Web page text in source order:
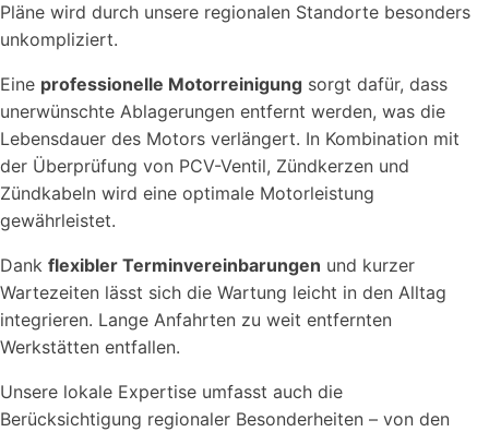
Pläne wird durch unsere regionalen Standorte besonders
unkompliziert.
Eine professionelle Motorreinigung sorgt dafür, dass
unerwünschte Ablagerungen entfernt werden, was die
Lebensdauer des Motors verlängert. In Kombination mit
der Überprüfung von PCV-Ventil, Zündkerzen und
Zündkabeln wird eine optimale Motorleistung
gewährleistet.
Dank flexibler Terminvereinbarungen und kurzer
Wartezeiten lässt sich die Wartung leicht in den Alltag
integrieren. Lange Anfahrten zu weit entfernten
Werkstätten entfallen.
Unsere lokale Expertise umfasst auch die
Berücksichtigung regionaler Besonderheiten – von den